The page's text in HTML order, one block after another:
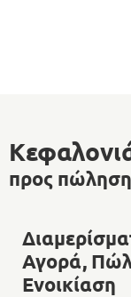
προς πώληση
Αγορά,
Ενοικίαση